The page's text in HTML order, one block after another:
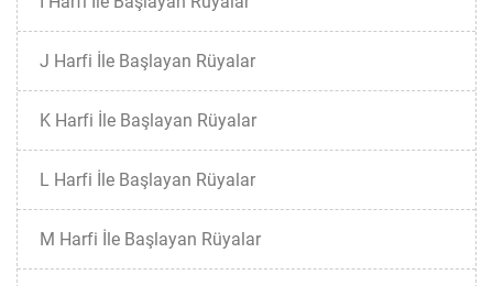
J Harfi İle Başlayan Rüyalar
K Harfi İle Başlayan Rüyalar
L Harfi İle Başlayan Rüyalar
M Harfi İle Başlayan Rüyalar